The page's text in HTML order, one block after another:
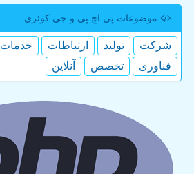
موضوعات پی اچ پی و جی كوئری
شركت تولید ارتباطات خدمات
فناوری
تخصص آنلاین